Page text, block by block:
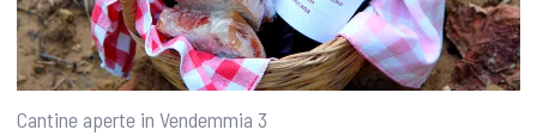
Cantine aperte in Vendemmia 3